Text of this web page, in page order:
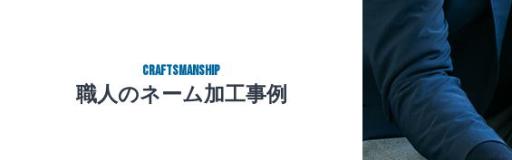
職人のネーム加工事例
CRAFTSMANSHIP